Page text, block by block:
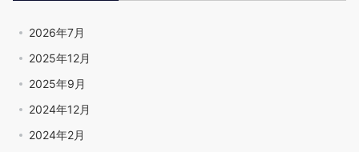
2026年7月
2025年12月
2025年9月
2024年12月
2024年2月